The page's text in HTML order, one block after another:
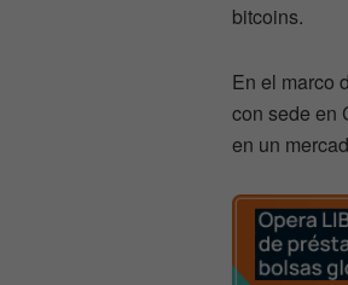
bitcoins.
En el marco
con sede en
en un